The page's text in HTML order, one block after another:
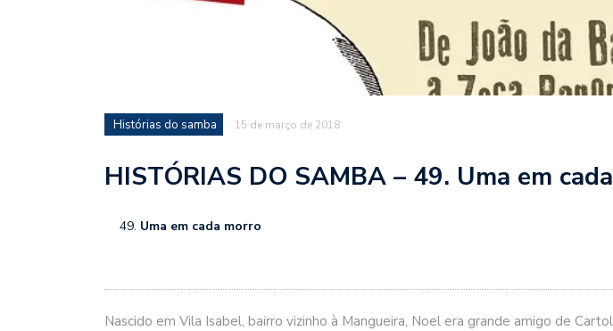
Histórias do samba 15 de março de 2018
HISTÓRIAS DO SAMBA – 49. Uma em
Uma em cada morro
Nascido em Vila Isabel, bairro vizinho à Mangueira, Noel era grande amigo de